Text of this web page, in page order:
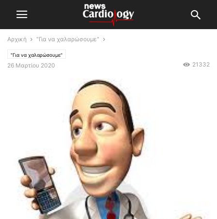
Αρχική "Για να χαλαρώσουμε"
"Για να χαλαρώσουμε"
26 Μαρτίου 2020 21332